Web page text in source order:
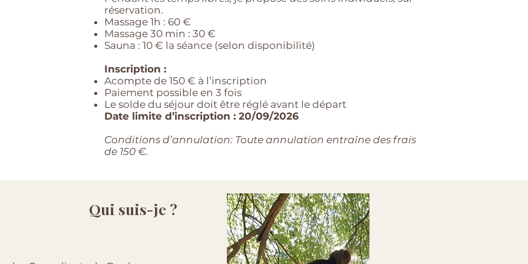
réservation.
Massage 1h : 60 €
Massage 30 min : 30 €
Sauna : 10 € la séance (selon disponibilité)
Inscription :
Acompte de 150 € à l’inscription
Paiement possible en 3 fois
Le solde du séjour doit être réglé avant le départ
Date limite d’inscription : 20/09/2026
Conditions d’annulation: Toute annulation entraîne des frais
de 150 €.
Qui suis-je ?